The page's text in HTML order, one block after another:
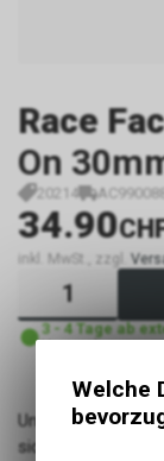
Race
On
20214
34.90
inkl. MwSt., zzgl.
3 - 4 Tage ab
Versand
Unser
sich sowohl mit
Welche